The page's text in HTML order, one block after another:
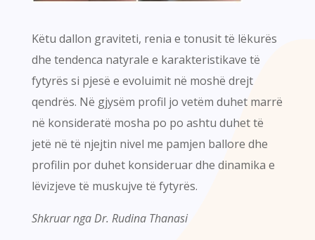
Këtu dallon graviteti, renia e tonusit të lëkurës
dhe tendenca natyrale e karakteristikave të
fytyrës si pjesë e evoluimit në moshë drejt
qendrës. Në gjysëm profil jo vetëm duhet marrë
në konsideratë mosha po po ashtu duhet të
jetë në të njejtin nivel me pamjen ballore dhe
profilin por duhet konsideruar dhe dinamika e
lëvizjeve të muskujve të fytyrës.
Shkruar nga Dr. Rudina Thanasi